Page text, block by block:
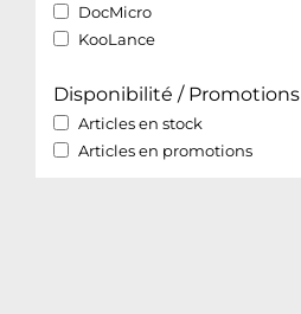
DocMicro
KooLance
Disponibilité / Promotions
Articles en stock
Articles en promotions